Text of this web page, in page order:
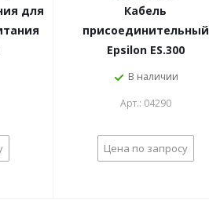
для
Кабель
присоединительный
Epsilon ES.300
В наличии
Арт.: 04290
Цена по запросу